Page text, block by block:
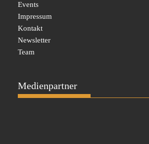
Events
Impressum
Kontakt
Newsletter
Team
Medienpartner